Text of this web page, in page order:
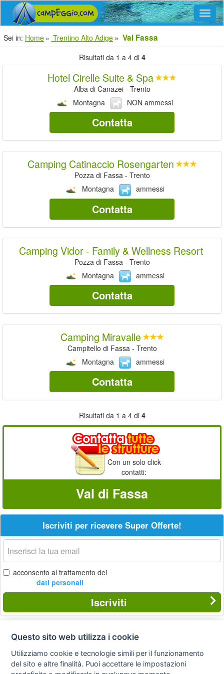
Sei in: Home Trentino Alto Adige Val Fassa
Risultati da 1 a 4 di 4
Hotel Cirelle Suite & Spa
Alba di Canazei - Trento
Montagna
NON ammessi
Contatta
Camping Catinaccio Rosengarten
Pozza di Fassa - Trento
Montagna
ammessi
Contatta
Camping Vidor - Family & Wellness Resort
Pozza di Fassa - Trento
Montagna
ammessi
Contatta
Camping Miravalle
Campitello di Fassa - Trento
Montagna
ammessi
Contatta
Risultati da 1 a 4 di 4
Con un solo click
contatti:
Val di Fassa
Iscriviti per ricevere Super Offerte!
La
tua
email
acconsento al trattamento dei
dati personali
Iscriviti
policy
legale
Questo sito web utilizza i cookie
Utilizziamo cookie e tecnologie simili per il funzionamento
del sito e altre finalità. Puoi accettare le impostazioni